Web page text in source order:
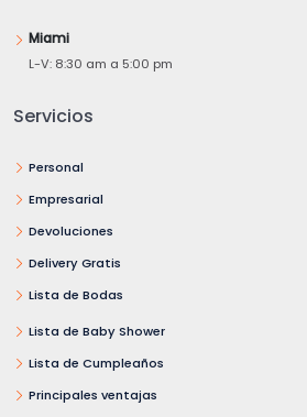
Miami
L-V: 8:30 am a 5:00 pm
Servicios
Personal
Empresarial
Devoluciones
Delivery Gratis
Lista de Bodas
Lista de Baby Shower
Lista de Cumpleaños
Principales ventajas